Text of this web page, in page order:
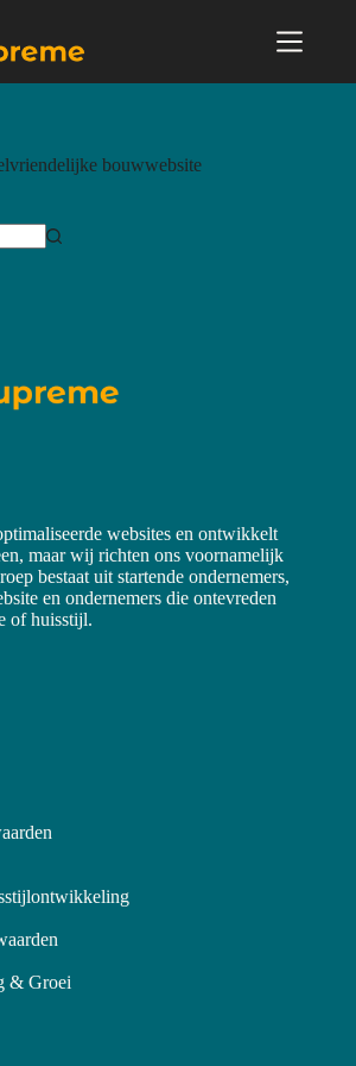
bouwwebsite
websites en ontwikkelt
maar wij richten ons voornamelijk
bestaat uit startende ondernemers,
en ondernemers die ontevreden
of huisstijl.
& Groei